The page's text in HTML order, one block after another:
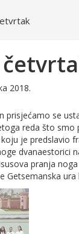
2018.
prisjećamo se
reda što smo
je predslavio
dvanaestorici
pranja
Getsemanska ura